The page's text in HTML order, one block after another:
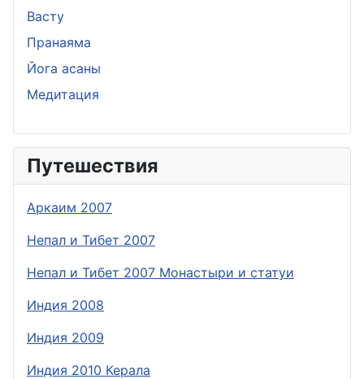
Васту
Пранаяма
Йога асаны
Медитация
Путешествия
Аркаим 2007
Непал и Тибет 2007
Непал и Тибет 2007 Монастыри и статуи
Индия 2008
Индия 2009
Индия 2010 Керала